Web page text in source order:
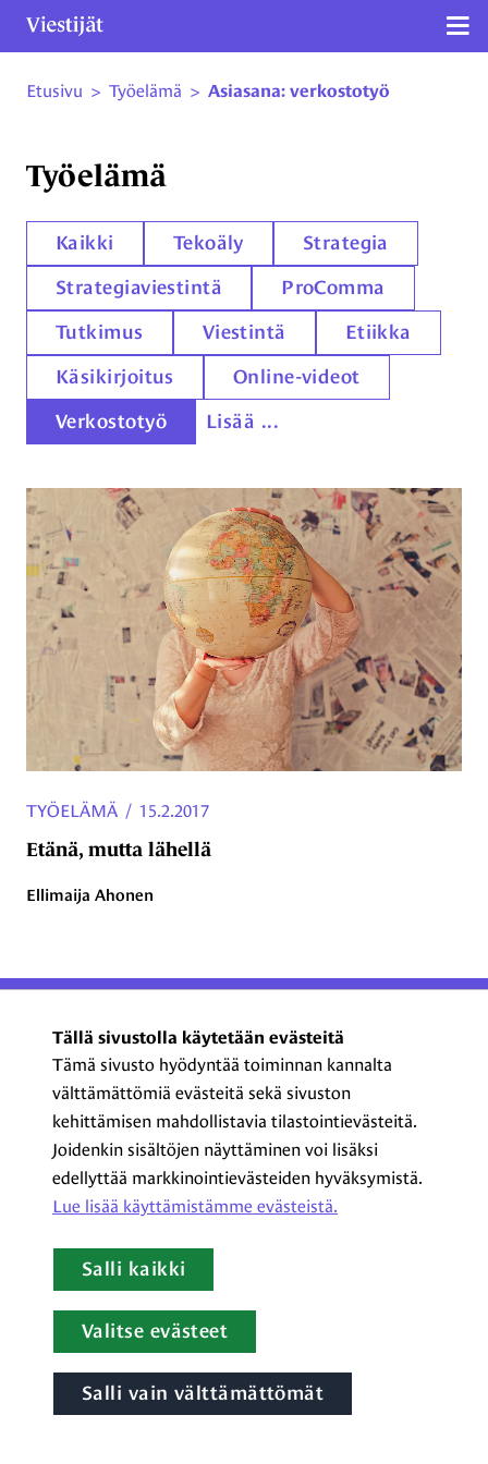
Tällä sivustolla käytetään evästeitä
Tämä sivusto hyödyntää toiminnan kannalta
välttämättömiä evästeitä sekä sivuston
kehittämisen mahdollistavia tilastointievästeitä.
Joidenkin sisältöjen näyttäminen voi lisäksi
edellyttää markkinointievästeiden hyväksymistä.
Lue lisää käyttämistämme evästeistä.​​​​​​
Salli kaikki
Salli vain välttämättömät
Valitse evästeet
Siirry sivun sisältöön
Etusivu > Työelämä > Asiasana: verkostotyö
Työelämä
Kaikki Tekoäly Strategia
Strategiaviestintä ProComma
Tutkimus Viestintä Etiikka
Käsikirjoitus Online-videot
Verkostotyö Lisää ...
Etänä, mutta lähellä
TYÖELÄMÄ / 15.2.2017
Ellimaija Ahonen
ProCom – Viestinnän
ammattilaiset ry
Kasarmikatu 23 A 5, 2. krs
00130 Helsinki
+358 44 720 3022
procom@procom.fi
procom.fi
LinkedInFacebookInstagram
Tietoa evästeistä|Tietosuojaseloste